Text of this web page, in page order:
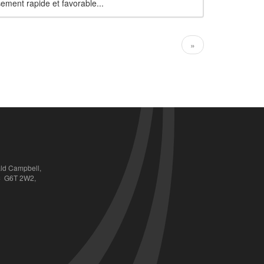
rapide et favorable...
»
Campbell,
G6T 2W2,